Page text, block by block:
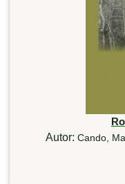
Autor: Cando,